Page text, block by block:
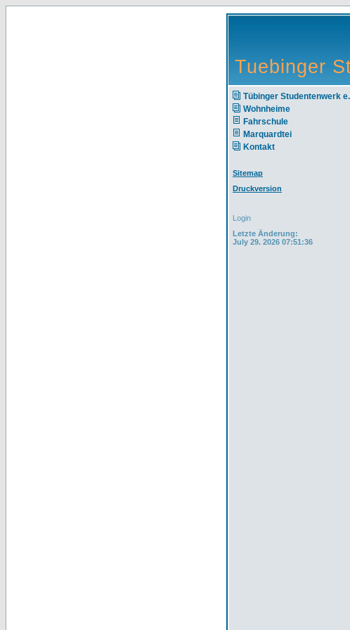
Tuebinger
Tübinger Studentenwerk
Wohnheime
Fahrschule
Marquardtei
Kontakt
Sitemap
Druckversion
Login
Letzte Änderung:
July 29. 2026 07:51:36